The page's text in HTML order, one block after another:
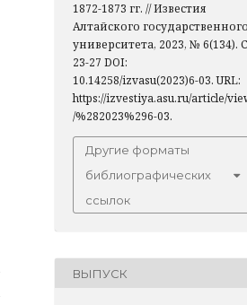
1872-1873 гг. // Известия
Алтайского
университета, 2023, № 6(134).
23-27 DOI:
10.14258/izvasu(2023)6-03. URL:
https://izvestiya.asu.ru/article/
/%282023%296-03.
Другие форматы
библиографических
ссылок
ВЫПУСК